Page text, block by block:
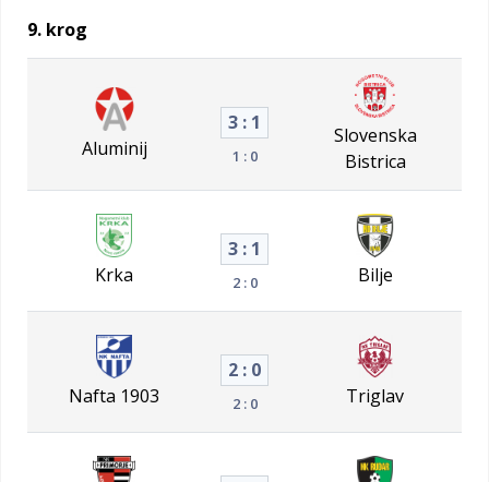
9. krog
Aluminij
3 : 1
1 : 0
Slovenska
Bistrica
Krka
3 : 1
2 : 0 Bilje
Nafta 1903
2 : 0
2 : 0 Triglav